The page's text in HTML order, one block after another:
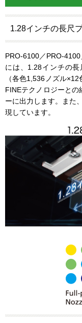
1.28インチの長尺
PRO-6100／PRO-
には、1.28インチの
（各色1,536ノズル
FINEテクノロジーとの
ーに出力します。また
現しています。